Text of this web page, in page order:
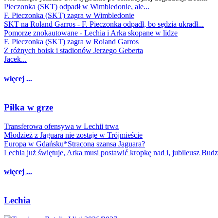
Pieczonka (SKT) odpadł w Wimbledonie, ale...
F. Pieczonka (SKT) zagra w Wimbledonie
SKT na Roland Garros - F. Pieczonka odpadł, bo sędzia ukradł...
Pomorze znokautowane - Lechia i Arka skopane w lidze
F. Pieczonka (SKT) zagra w Roland Garros
Z różnych boisk i stadionów Jerzego Geberta
Jacek...
więcej ...
Piłka w grze
Transferowa ofensywa w Lechii trwa
Młodzież z Jaguara nie zostaje w Trójmieście
Europa w Gdańsku*Stracona szansa Jaguara?
Lechia już świętuje, Arka musi postawić kropkę nad i, jubileusz
więcej ...
Lechia